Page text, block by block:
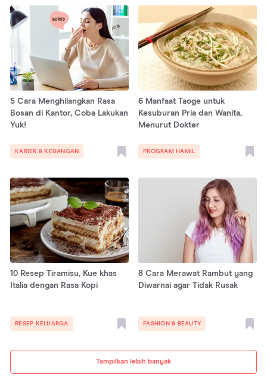
Tampilkan lebih banyak
5 Cara Menghilangkan Rasa
Bosan di Kantor, Coba Lakukan
Yuk!
KARIER & KEUANGAN
6 Manfaat Taoge untuk
Kesuburan Pria dan Wanita,
Menurut Dokter
PROGRAM HAMIL
10 Resep Tiramisu, Kue khas
Italia dengan Rasa Kopi
RESEP KELUARGA
8 Cara Merawat Rambut yang
Diwarnai agar Tidak Rusak
FASHION & BEAUTY